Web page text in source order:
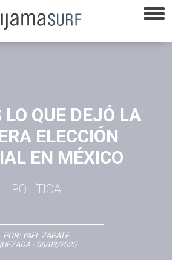
LO QUE DEJÓ LA
ELECCIÓN
EN MÉXICO
POLÍTICA
POR: YAEL ZÁRATE
- 06/03/2025